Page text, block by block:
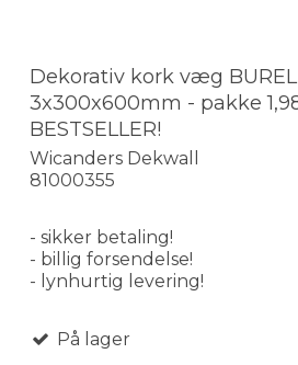
Dekorativ kork væg BUREL
3x300x600mm - pakke
BESTSELLER!
Wicanders Dekwall
81000355
- sikker betaling!
- billig forsendelse!
- lynhurtig levering!
På lager